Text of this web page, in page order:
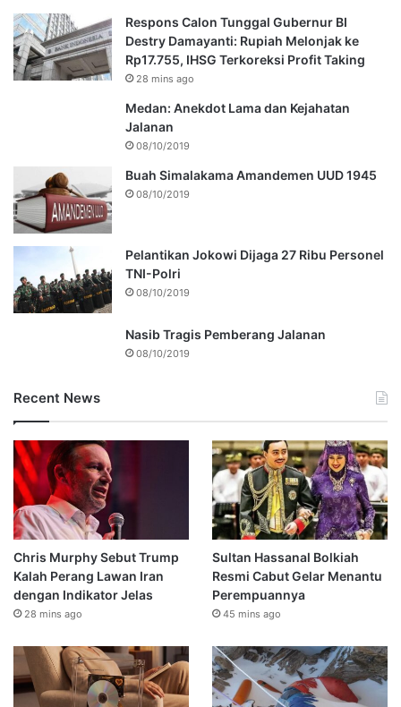
Respons Calon Tunggal Gubernur BI
Destry Damayanti: Rupiah Melonjak ke
Rp17.755, IHSG Terkoreksi Profit Taking
28 mins ago
Medan: Anekdot Lama dan Kejahatan
Jalanan
08/10/2019
Buah Simalakama Amandemen UUD 1945
08/10/2019
Pelantikan Jokowi Dijaga 27 Ribu Personel
TNI-Polri
08/10/2019
Nasib Tragis Pemberang Jalanan
08/10/2019
Recent News
Chris Murphy Sebut Trump
Kalah Perang Lawan Iran
dengan Indikator Jelas
28 mins ago
Sultan Hassanal Bolkiah
Resmi Cabut Gelar Menantu
Perempuannya
45 mins ago